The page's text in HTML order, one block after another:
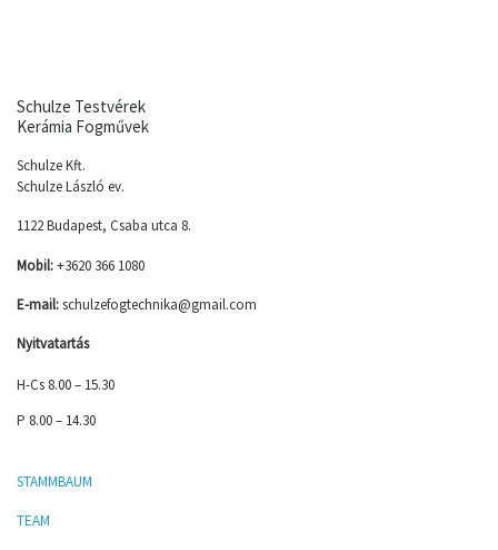
Schulze Testvérek
Kerámia Fogművek
Schulze Kft.
Schulze László ev.
1122 Budapest, Csaba utca 8.
Mobil:+3620 366 1080
E-mail:schulzefogtechnika@gmail.com
Nyitvatartás
H-Cs 8.00 – 15.30
P 8.00 – 14.30
STAMMBAUM
TEAM